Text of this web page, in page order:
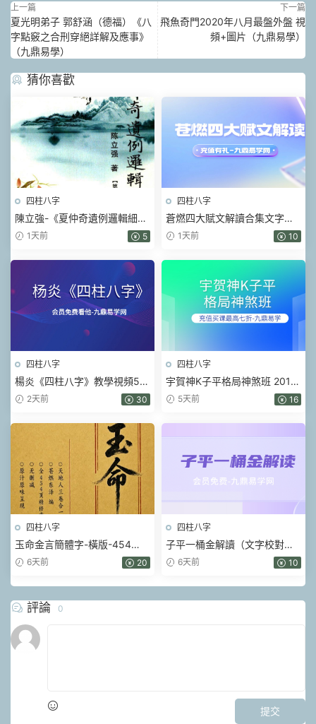
上一篇
夏光明弟子 郭舒涵（德福）《八
字點竅之合刑穿絕詳解及應事》
（九鼎易學）
下一篇
飛魚奇門2020年八月最盤外盤 視
頻+圖片（九鼎易學）
猜你喜歡
四柱八字
陳立強-《夏仲奇遺例邏輯細解
【第 1~7 篇】、》174頁–彩色
1天前 5
四柱八字
蒼燃四大賦文解讀合集文字版
pdf1天前 10
四柱八字
楊炎《四柱八字》教學視頻56
集 2天前 30
四柱八字
宇賀神K子平格局神煞班 2017
年 .pdf 452頁
5天前 16
四柱八字
玉命金言簡體字-橫版-454
頁.pdf
6天前 20
四柱八字
子平一桶金解讀（文字校對整
理）.pdf 214頁
6天前 10
評論 0
提交